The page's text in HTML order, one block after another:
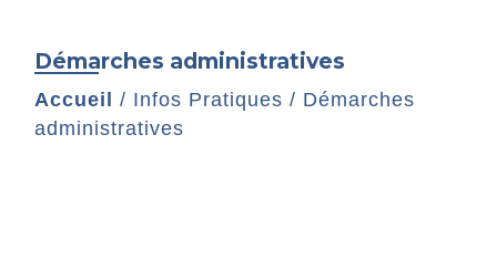
Démarches administratives
Accueil / Infos Pratiques / Démarches
administratives